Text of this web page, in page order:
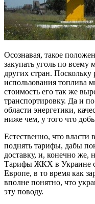
Осознавая, такое
закупать уголь по
других стран. Поскольку
использования топлива
стоимость его так же
транспортировку. Да и
области энергетики,
ниже чем, у того что
Естественно, что
поднять тарифы, дабы
доставку, и, конечно же,
Тарифы ЖКХ в Украине
Европе, в то время как
вполне понятно, что
эту поводу.